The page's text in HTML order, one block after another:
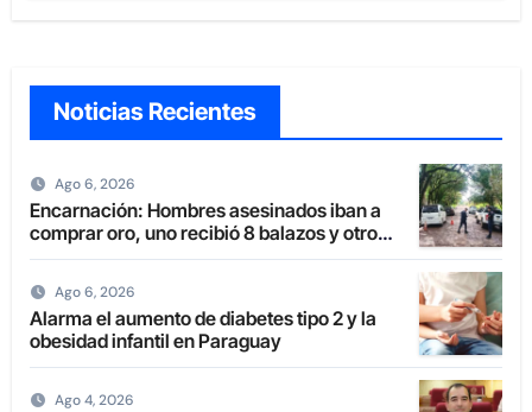
Noticias Recientes
Ago 6, 2026
Encarnación: Hombres asesinados iban a
comprar oro, uno recibió 8 balazos y otro
uno en la boca
Ago 6, 2026
Alarma el aumento de diabetes tipo 2 y la
obesidad infantil en Paraguay
Ago 4, 2026